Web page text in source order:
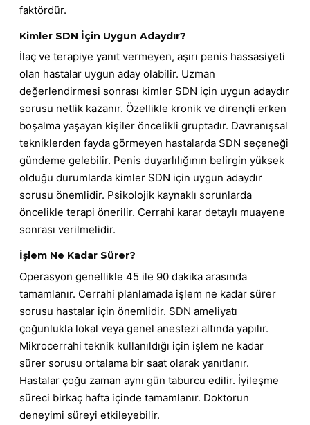
faktördür.
Kimler SDN İçin Uygun Adaydır?
İlaç ve terapiye yanıt vermeyen, aşırı penis hassasiyeti
olan hastalar uygun aday olabilir. Uzman
değerlendirmesi sonrası kimler SDN için uygun adaydır
sorusu netlik kazanır. Özellikle kronik ve dirençli erken
boşalma yaşayan kişiler öncelikli gruptadır. Davranışsal
tekniklerden fayda görmeyen hastalarda SDN seçeneği
gündeme gelebilir. Penis duyarlılığının belirgin yüksek
olduğu durumlarda kimler SDN için uygun adaydır
sorusu önemlidir. Psikolojik kaynaklı sorunlarda
öncelikle terapi önerilir. Cerrahi karar detaylı muayene
sonrası verilmelidir.
İşlem Ne Kadar Sürer?
Operasyon genellikle 45 ile 90 dakika arasında
tamamlanır. Cerrahi planlamada işlem ne kadar sürer
sorusu hastalar için önemlidir. SDN ameliyatı
çoğunlukla lokal veya genel anestezi altında yapılır.
Mikrocerrahi teknik kullanıldığı için işlem ne kadar
sürer sorusu ortalama bir saat olarak yanıtlanır.
Hastalar çoğu zaman aynı gün taburcu edilir. İyileşme
süreci birkaç hafta içinde tamamlanır. Doktorun
deneyimi süreyi etkileyebilir.